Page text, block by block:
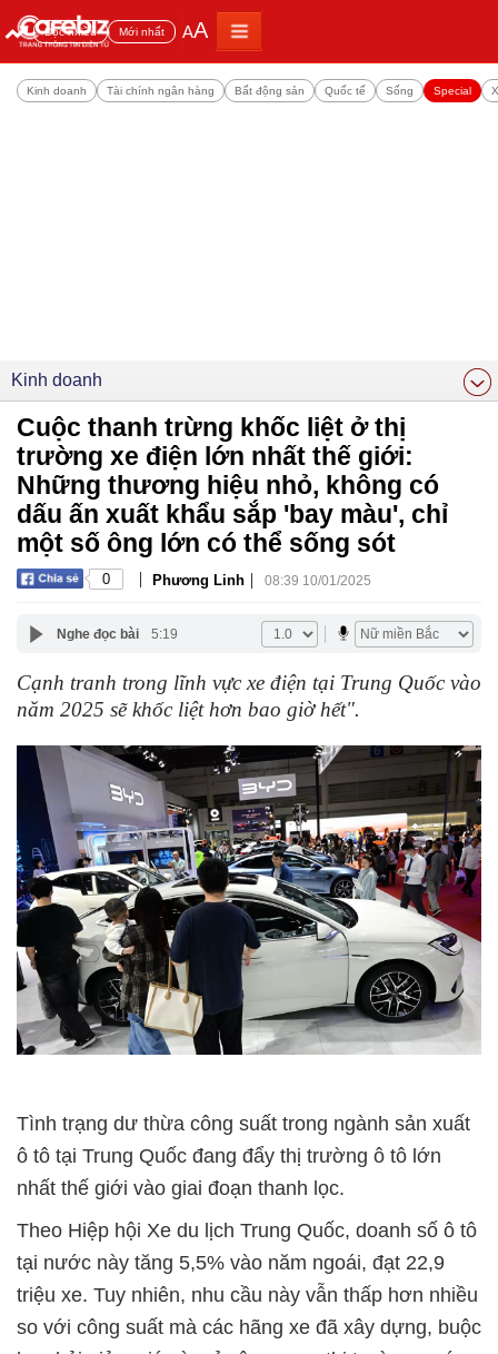
Đọc nhiều Mới nhất AA
Kinh doanh Tài chính ngân hàng Bất động sản Quốc tế Sống Special
Kinh doanh
Cuộc thanh trừng khốc liệt ở thị
trường xe điện lớn nhất thế giới:
Những thương hiệu nhỏ, không có
dấu ấn xuất khẩu sắp 'bay màu', chỉ
một số ông lớn có thể sống sót
0 | Phương Linh | 08:39 10/01/2025
Nghe đọc bài 5:19
Cạnh tranh trong lĩnh vực xe điện tại Trung Quốc vào
năm 2025 sẽ khốc liệt hơn bao giờ hết".
Tình trạng dư thừa công suất trong ngành sản xuất
ô tô tại Trung Quốc đang đẩy thị trường ô tô lớn
nhất thế giới vào giai đoạn thanh lọc.
Theo Hiệp hội Xe du lịch Trung Quốc, doanh số ô tô
tại nước này tăng 5,5% vào năm ngoái, đạt 22,9
triệu xe. Tuy nhiên, nhu cầu này vẫn thấp hơn nhiều
so với công suất mà các hãng xe đã xây dựng, buộc